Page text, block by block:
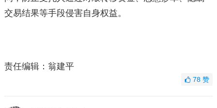
交易结果等手段侵害自身权益。
责任编辑：翁建平
78赞